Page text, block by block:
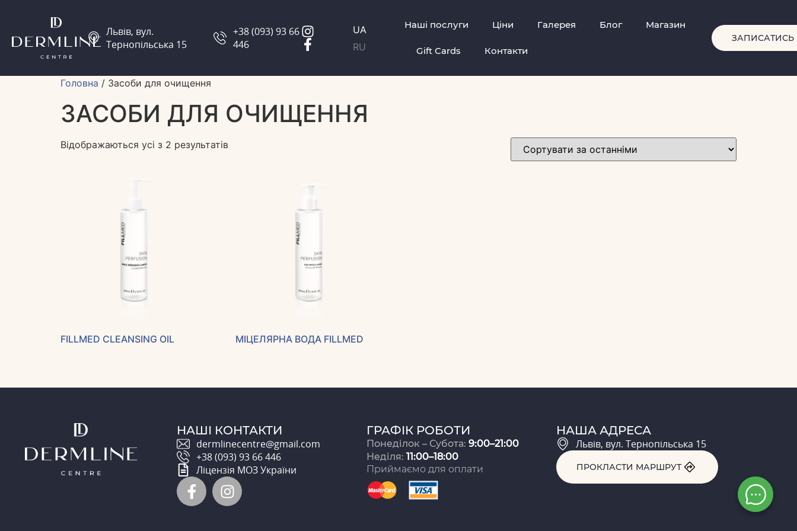
Львів, вул.
Тернопільська 15
+38 (093) 93 66
446
UA
RU
Наші послуги Ціни Галерея Блог Магазин
Gift Cards Контакти
ЗАПИСАТИСЬ
Головна / Засоби для очищення
ЗАСОБИ ДЛЯ ОЧИЩЕННЯ
Відображаються усі з 2 результатів
FILLMED CLEANSING OIL МІЦЕЛЯРНА ВОДА FILLMED
НАШІ КОНТАКТИ
dermlinecentre@gmail.com
+38 (093) 93 66 446
Ліцензія МОЗ України
ГРАФІК РОБОТИ
Понеділок – Субота: 9:00–21:00
Неділя: 11:00–18:00
Приймаємо для оплати
НАША АДРЕСА
Львів, вул. Тернопільська 15
ПРОКЛАСТИ МАРШРУТ